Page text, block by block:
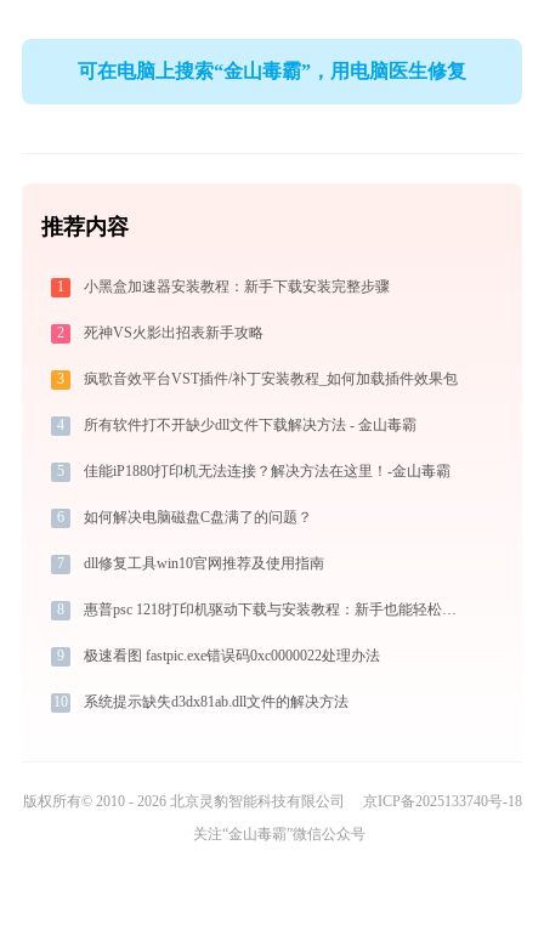
可在电脑上搜索“金山毒霸”，用电脑医生修复
推荐内容
1 小黑盒加速器安装教程：新手下载安装完整步骤
2 死神VS火影出招表新手攻略
3 疯歌音效平台VST插件/补丁安装教程_如何加载插件效果包
4 所有软件打不开缺少dll文件下载解决方法 - 金山毒霸
5 佳能iP1880打印机无法连接？解决方法在这里！-金山毒霸
6 如何解决电脑磁盘C盘满了的问题？
7 dll修复工具win10官网推荐及使用指南
8 惠普psc 1218打印机驱动下载与安装教程：新手也能轻松搞定
9 极速看图 fastpic.exe错误码0xc0000022处理办法
10 系统提示缺失d3dx81ab.dll文件的解决方法
版权所有© 2010 - 2026 北京灵豹智能科技有限公司
京ICP备2025133740号-18
关注“金山毒霸”微信公众号